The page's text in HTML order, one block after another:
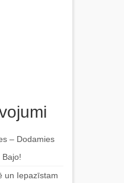
– Dodamies
un Iepazīstam